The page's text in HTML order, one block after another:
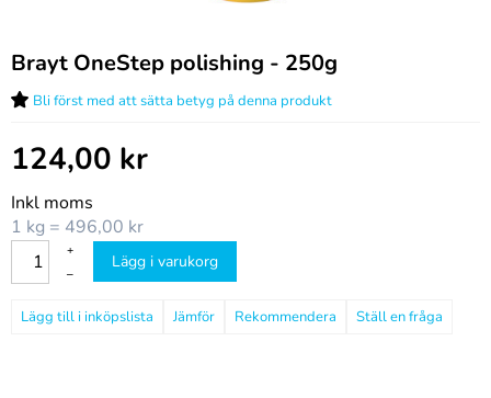
Brayt OneStep polishing - 250g
Bli först med att sätta betyg på denna produkt
124,00 kr
Inkl moms
1 kg = 496,00 kr
+
–
Lägg i varukorg
Jämför Rekommendera Ställ en fråga